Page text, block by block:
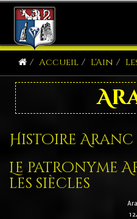
Accueil L'Ain
Histoire Aranc
Le patronyme
les siècles